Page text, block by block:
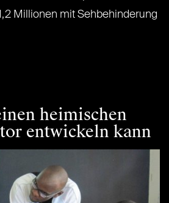
Millionen mit Sehbehinderung
heimischen
entwickeln kann